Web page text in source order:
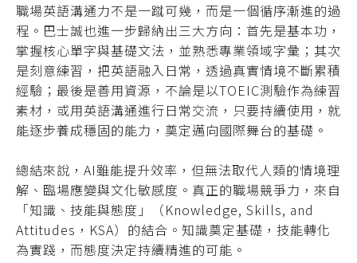
職場英語溝通力不是一蹴可幾，而是一個循序漸進的過
程。巴士誠也進一步歸納出三大方向：首先是基本功，
掌握核心單字與基礎文法，並熟悉專業領域字彙；其次
是刻意練習，把英語融入日常，透過真實情境不斷累積
經驗；最後是善用資源，不論是以TOEIC測驗作為練習
素材，或用英語溝通進行日常交流，只要持續使用，就
能逐步養成穩固的能力，奠定邁向國際舞台的基礎。
總結來說，AI雖能提升效率，但無法取代人類的情境理
解、臨場應變與文化敏感度。真正的職場競爭力，來自
「知識、技能與態度」（Knowledge, Skills, and
Attitudes，KSA）的結合。知識奠定基礎，技能轉化
為實踐，而態度決定持續精進的可能。